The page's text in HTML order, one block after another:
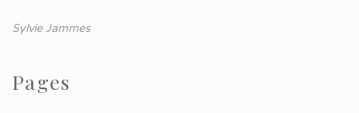
Sylvie Jammes
Pages